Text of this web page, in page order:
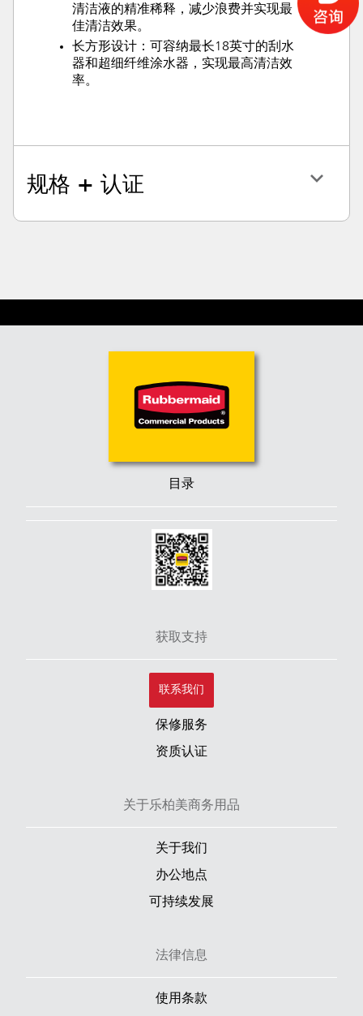
清洁液的精准稀释，减少浪费并实现最
佳清洁效果。
长方形设计：可容纳最长18英寸的刮水
器和超细纤维涂水器，实现最高清洁效
率。
规格 + 认证
目录
获取支持
联系我们
保修服务
资质认证
关于乐柏美商务用品
关于我们
办公地点
可持续发展
法律信息
使用条款